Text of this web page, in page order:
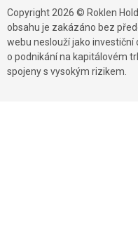
Copyright 2026 © Roklen
obsahu je zakázáno bez
webu neslouží jako investiční
o podnikání na kapitálovém
spojeny s vysokým rizikem.